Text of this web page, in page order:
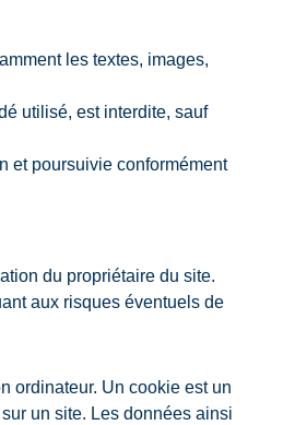
les textes, images,
utilisé, est interdite, sauf
et poursuivie conformément
du propriétaire du site.
aux risques éventuels de
ordinateur. Un cookie est un
un site. Les données ainsi